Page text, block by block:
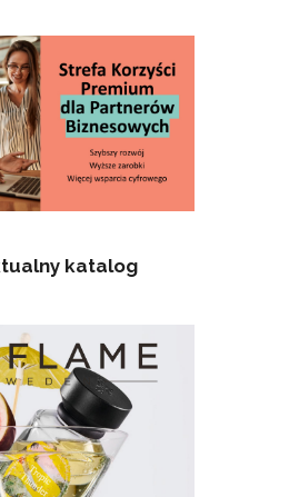
katalog